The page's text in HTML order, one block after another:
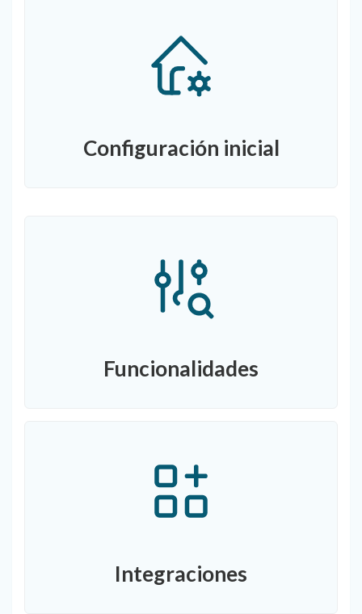
Configuración inicial
Funcionalidades
Integraciones